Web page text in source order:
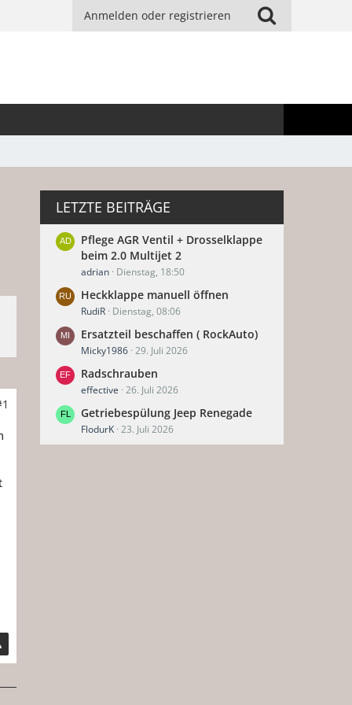
Anmelden oder registrieren
LETZTE BEITRÄGE
Pflege AGR Ventil + Drosselklappe
beim 2.0 Multijet 2
adrian Dienstag, 18:50
Heckklappe manuell öffnen
RudiR Dienstag, 08:06
Ersatzteil beschaffen ( RockAuto)
Micky1986 29. Juli 2026
Radschrauben
effective 26. Juli 2026
Getriebespülung Jeep Renegade
FlodurK 23. Juli 2026